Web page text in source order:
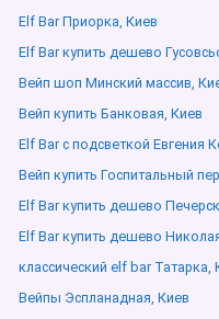
Elf Bar Приорка, Киев
Elf Bar купить дешево
Вейп шоп Минский массив,
Вейп купить Банковая, Киев
Elf Bar с подсветкой Евгения
Вейп купить Госпитальный
Elf Bar купить дешево
Elf Bar купить дешево
классический elf bar Татарка,
Вейпы Эспланадная, Киев